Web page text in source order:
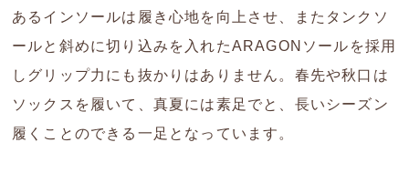
あるインソールは履き心地を向上させ、またタンクソ
ールと斜めに切り込みを入れたARAGONソールを採用
しグリップ力にも抜かりはありません。春先や秋口は
ソックスを履いて、真夏には素足でと、長いシーズン
履くことのできる一足となっています。